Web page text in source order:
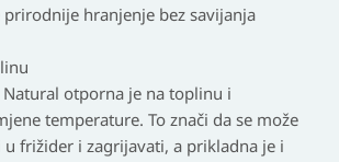
hranjenje bez savijanja
Natural otporna je na toplinu i
temperature. To znači da se može
frižider i zagrijavati, a prikladna je i